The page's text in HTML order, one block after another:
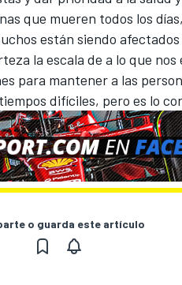
que mueren todos los
están siendo
la escala de a lo que
para mantener a las
difíciles, pero es lo
o guarda este artículo